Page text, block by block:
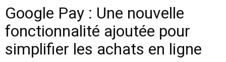
Google Pay : Une nouvelle
fonctionnalité ajoutée pour
simplifier les achats en ligne